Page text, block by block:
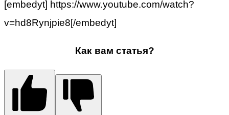
[embedyt] https://www.youtube.com/watch?
v=hd8Rynjpie8[/embedyt]
Как вам статья?